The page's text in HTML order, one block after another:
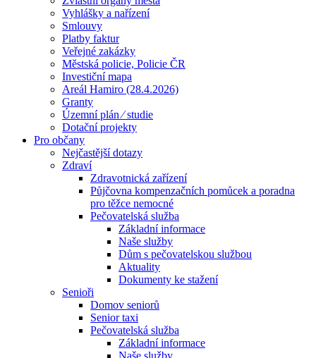
Vyhlášky a nařízení
Smlouvy
Platby faktur
Veřejné zakázky
Městská policie, Policie ČR
Investiční mapa
Areál Hamiro (28.4.2026)
Granty
Územní plán ⁄ studie
Dotační projekty
Pro občany
Nejčastější dotazy
Zdraví
Zdravotnická zařízení
Půjčovna kompenzačních pomůcek a poradna
pro těžce nemocné
Pečovatelská služba
Základní informace
Naše služby
Dům s pečovatelskou službou
Aktuality
Dokumenty ke stažení
Senioři
Domov seniorů
Senior taxi
Pečovatelská služba
Základní informace
Naše služby